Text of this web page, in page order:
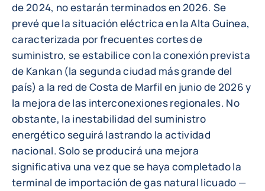
de 2024, no estarán terminados en 2026. Se
prevé que la situación eléctrica en la Alta Guinea,
caracterizada por frecuentes cortes de
suministro, se estabilice con la conexión prevista
de Kankan (la segunda ciudad más grande del
país) a la red de Costa de Marfil en junio de 2026 y
la mejora de las interconexiones regionales. No
obstante, la inestabilidad del suministro
energético seguirá lastrando la actividad
nacional. Solo se producirá una mejora
significativa una vez que se haya completado la
terminal de importación de gas natural licuado —